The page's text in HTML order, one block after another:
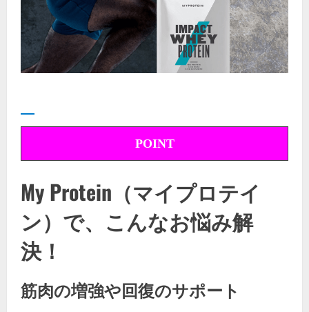
POINT
My Protein（マイプロテイ
ン）で、こんなお悩み解
決！
筋肉の増強や回復のサポート